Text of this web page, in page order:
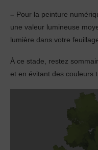
– Pour la peinture
une valeur lumineuse
lumière dans votre
À ce stade, restez
et en évitant des couleurs